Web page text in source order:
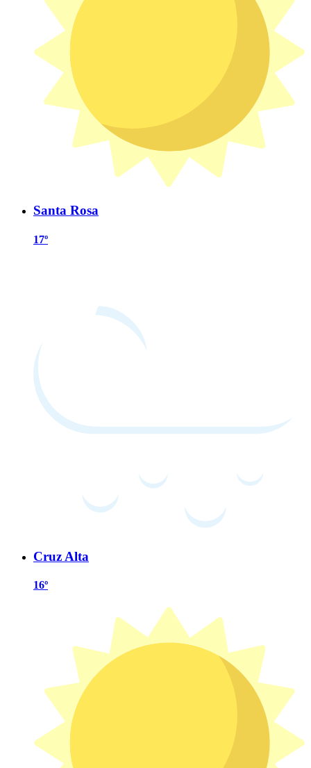
Santa Rosa
17º
Cruz Alta
16º